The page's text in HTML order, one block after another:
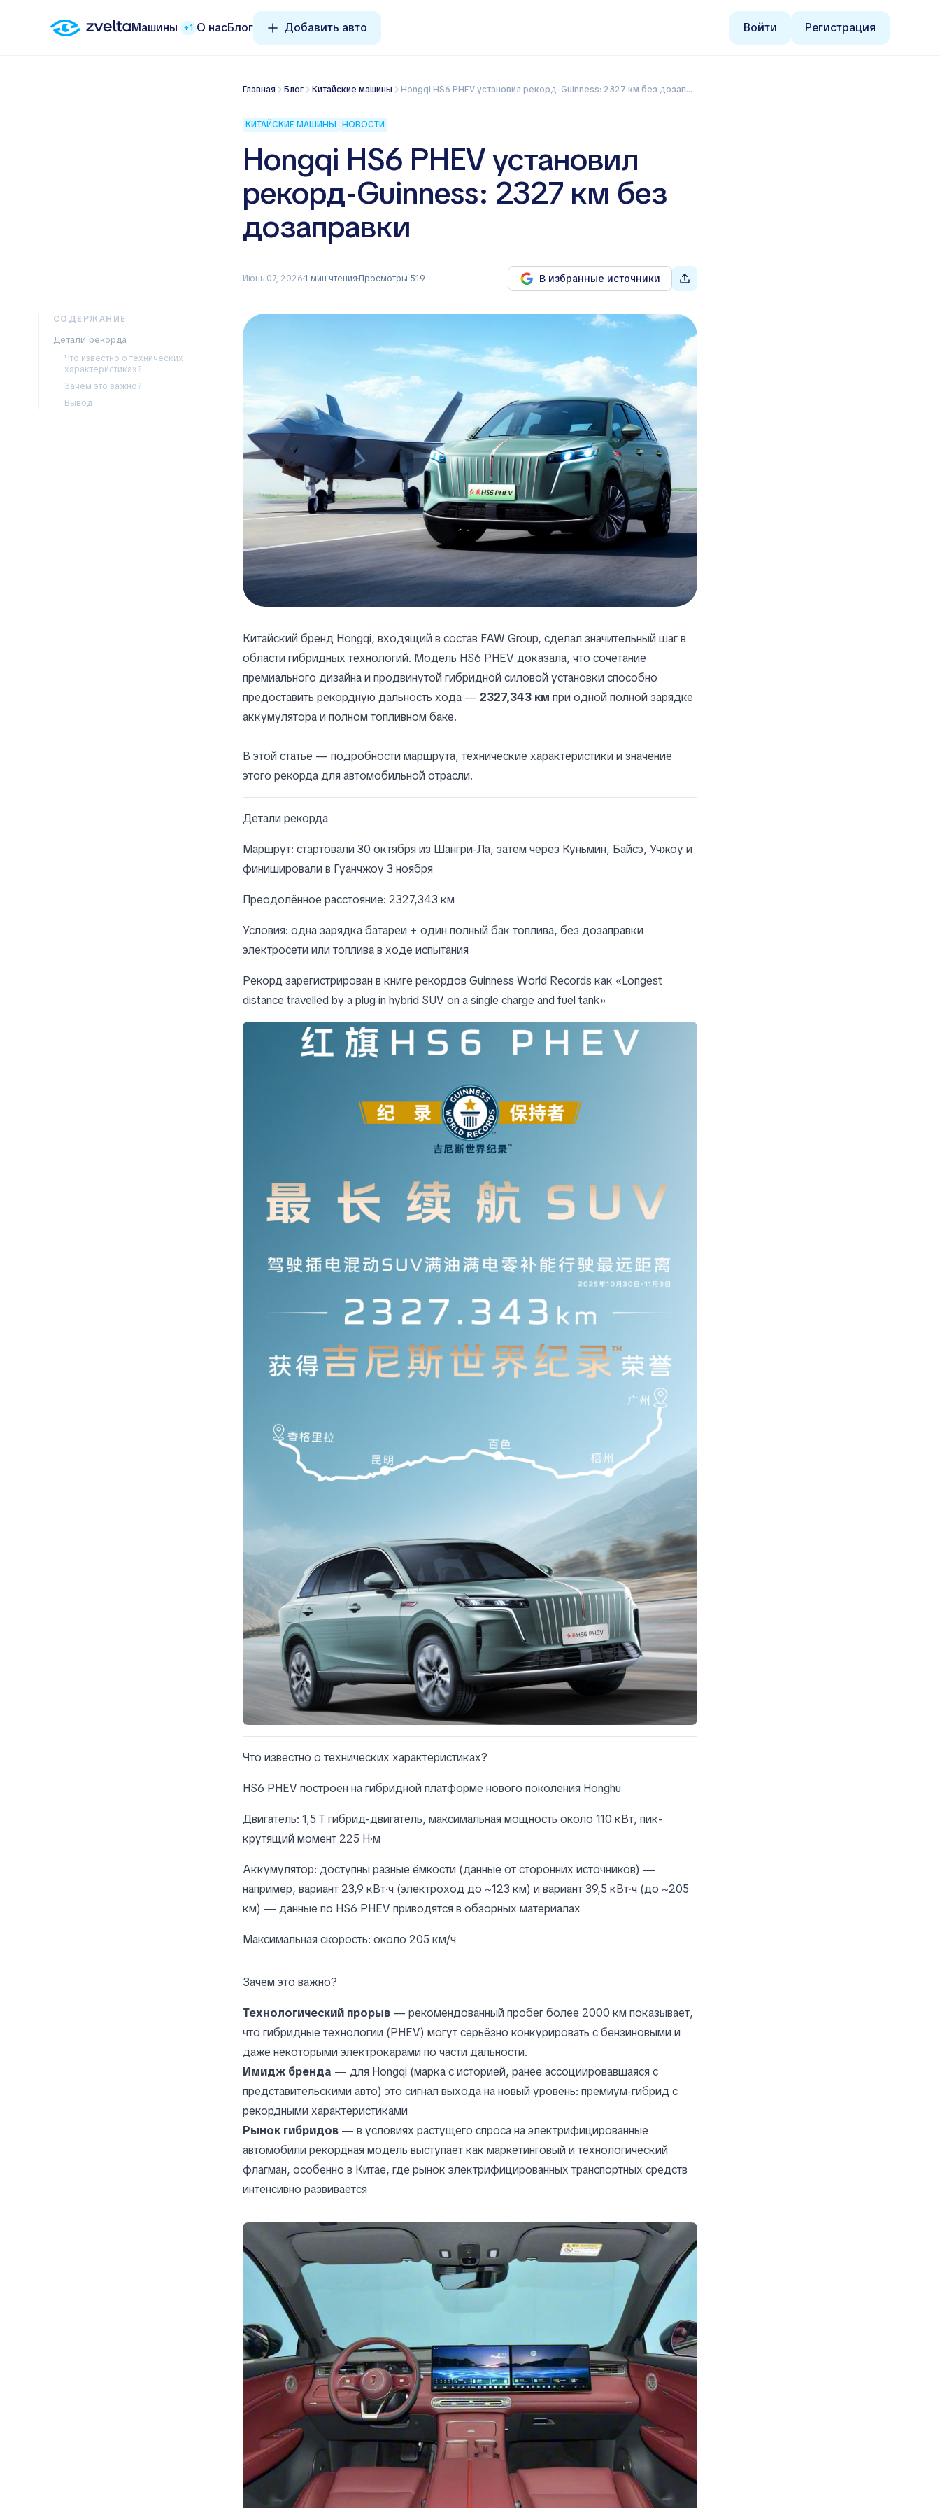
Машины +1 О насБлог Добавить авто Войти Регистрация
Главная Блог Китайские машины Hongqi HS6 PHEV установил рекорд-Guinness: 2327 км без дозаправки
КИТАЙСКИЕ МАШИНЫ НОВОСТИ
Hongqi HS6 PHEV установил
рекорд-Guinness: 2327 км без
дозаправки
Июнь 07, 20261 мин чтения Просмотры 519 В избранные источники
СОДЕРЖАНИЕ
Детали рекорда
Что известно о технических
характеристиках?
Зачем это важно?
Вывод
Китайский бренд Hongqi, входящий в состав FAW Group, сделал значительный шаг в
области гибридных технологий. Модель HS6 PHEV доказала, что сочетание
премиального дизайна и продвинутой гибридной силовой установки способно
предоставить рекордную дальность хода — 2327,343 км при одной полной зарядке
аккумулятора и полном топливном баке.
В этой статье — подробности маршрута, технические характеристики и значение
этого рекорда для автомобильной отрасли.
Детали рекорда
Маршрут: стартовали 30 октября из Шангри-Ла, затем через Куньмин, Байсэ, Учжоу и
финишировали в Гуанчжоу 3 ноября
Преодолённое расстояние: 2327,343 км
Условия: одна зарядка батареи + один полный бак топлива, без дозаправки
электросети или топлива в ходе испытания
Рекорд зарегистрирован в книге рекордов Guinness World Records как «Longest
distance travelled by a plug-in hybrid SUV on a single charge and fuel tank»
Что известно о технических характеристиках?
HS6 PHEV построен на гибридной платформе нового поколения Honghu
Двигатель: 1,5 T гибрид-двигатель, максимальная мощность около 110 кВт, пик-
крутящий момент 225 Н·м
Аккумулятор: доступны разные ёмкости (данные от сторонних источников) —
например, вариант 23,9 кВт·ч (электроход до ~123 км) и вариант 39,5 кВт·ч (до ~205
км) — данные по HS6 PHEV приводятся в обзорных материалах
Максимальная скорость: около 205 км/ч
Зачем это важно?
Технологический прорыв — рекомендованный пробег более 2000 км показывает,
что гибридные технологии (PHEV) могут серьёзно конкурировать с бензиновыми и
даже некоторыми электрокарами по части дальности.
Имидж бренда — для Hongqi (марка с историей, ранее ассоциировавшаяся с
представительскими авто) это сигнал выхода на новый уровень: премиум-гибрид с
рекордными характеристиками
Рынок гибридов — в условиях растущего спроса на электрифицированные
автомобили рекордная модель выступает как маркетинговый и технологический
флагман, особенно в Китае, где рынок электрифицированных транспортных средств
интенсивно развивается